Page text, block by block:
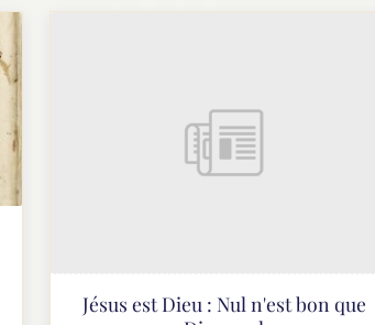
Jésus est Dieu : Nul n'est bon que